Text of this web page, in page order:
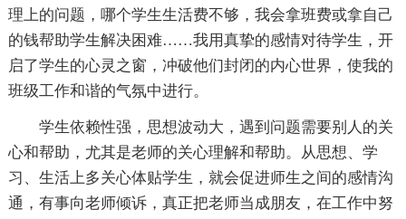
理上的问题，哪个学生生活费不够，我会拿班费或拿自己
的钱帮助学生解决困难……我用真挚的感情对待学生，开
启了学生的心灵之窗，冲破他们封闭的内心世界，使我的
班级工作和谐的气氛中进行。
学生依赖性强，思想波动大，遇到问题需要别人的关
心和帮助，尤其是老师的关心理解和帮助。从思想、学
习、生活上多关心体贴学生，就会促进师生之间的感情沟
通，有事向老师倾诉，真正把老师当成朋友，在工作中努